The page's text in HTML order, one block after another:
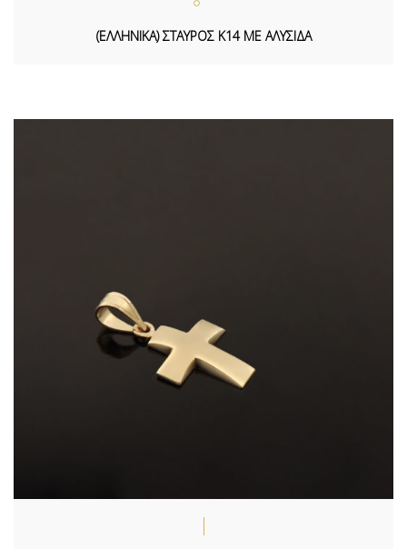
(ΕΛΛΗΝΙΚΑ) ΣΤΑΥΡΟΣ Κ14 ΜΕ ΑΛΥΣΙΔΑ